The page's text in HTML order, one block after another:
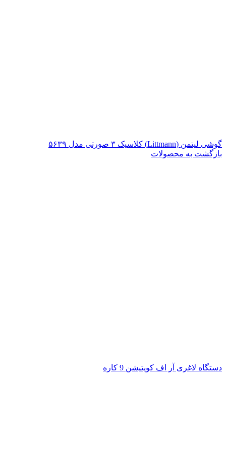
گوشی لیتمن (Littmann) کلاسیک ۳ صورتی مدل ۵۶۳۹
بازگشت به محصولات
دستگاه لاغری آر اف کویتیشن 9 کاره